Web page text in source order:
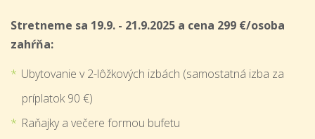
Stretneme sa 19.9. - 21.9.2025 a cena 299 €/osoba
zahŕňa:
Ubytovanie v 2-lôžkových izbách (samostatná izba za
príplatok 90 €)
Raňajky a večere formou bufetu